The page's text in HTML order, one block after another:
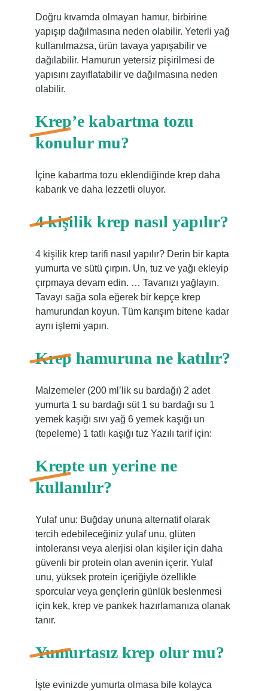
Doğru kıvamda olmayan hamur, birbirine
yapışıp dağılmasına neden olabilir. Yeterli yağ
kullanılmazsa, ürün tavaya yapışabilir ve
dağılabilir. Hamurun yetersiz pişirilmesi de
yapısını zayıflatabilir ve dağılmasına neden
olabilir.
Krep’e kabartma tozu
konulur mu?
İçine kabartma tozu eklendiğinde krep daha
kabarık ve daha lezzetli oluyor.
4 kişilik krep nasıl yapılır?
4 kişilik krep tarifi nasıl yapılır? Derin bir kapta
yumurta ve sütü çırpın. Un, tuz ve yağı ekleyip
çırpmaya devam edin. … Tavanızı yağlayın.
Tavayı sağa sola eğerek bir kepçe krep
hamurundan koyun. Tüm karışım bitene kadar
aynı işlemi yapın.
Krep hamuruna ne katılır?
Malzemeler (200 ml’lik su bardağı) 2 adet
yumurta 1 su bardağı süt 1 su bardağı su 1
yemek kaşığı sıvı yağ 6 yemek kaşığı un
(tepeleme) 1 tatlı kaşığı tuz Yazılı tarif için:
Krepte un yerine ne
kullanılır?
Yulaf unu: Buğday ununa alternatif olarak
tercih edebileceğiniz yulaf unu, glüten
intoleransı veya alerjisi olan kişiler için daha
güvenli bir protein olan avenin içerir. Yulaf
unu, yüksek protein içeriğiyle özellikle
sporcular veya gençlerin günlük beslenmesi
için kek, krep ve pankek hazırlamanıza olanak
tanır.
Yumurtasız krep olur mu?
İşte evinizde yumurta olmasa bile kolayca